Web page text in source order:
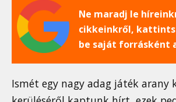
Ne maradj le
cikkeinkről, kattints
be saját forrásként
Ismét egy nagy adag játék arany